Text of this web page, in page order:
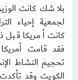
بلا شك كانت
لجمعية إحياء
كانت أمريكا
فقد قامت
تحجيم النشاط
الكويت وقد